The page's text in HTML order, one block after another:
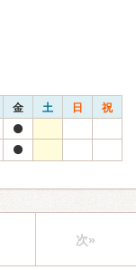
金 土 日 祝
次»